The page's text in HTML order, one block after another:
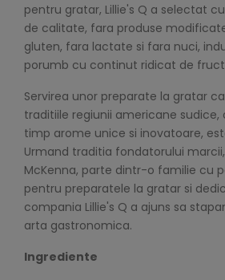
pentru gratar, Lillie's Q a selectat
de calitate, fara produse
gluten, fara lactate si fara nuci,
porumb cu continut ridicat de
Servirea unor preparate la gratar
traditiile regiunii americane sudice,
timp arome unice si inovatoare,
Urmand traditia fondatorului
McKenna, parte dintr-o familie cu
pentru preparatele la gratar si
compania Lillie's Q a ajuns sa
arta gastronomica.
Ingrediente